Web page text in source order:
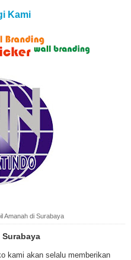
Kami
Amanah di Surabaya
kami akan selalu memberikan